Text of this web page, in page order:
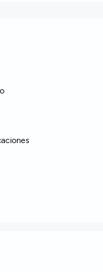
y
habitaciones y
que
transporte.